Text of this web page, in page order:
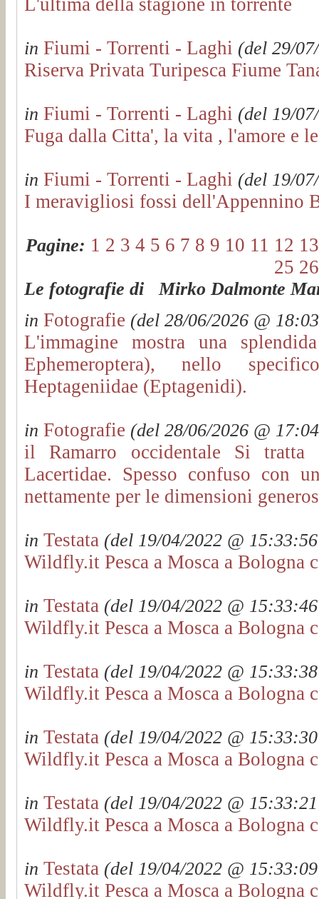
in Fiumi - Torrenti - Laghi (del 29/
Riserva Privata Turipesca Fiume
in Fiumi - Torrenti - Laghi (del 19/
Fuga dalla Citta', la vita , l'amore e
in Fiumi - Torrenti - Laghi (del 19/
I meravigliosi fossi dell'Appennino
Pagine: 1 2 3 4 5 6 7 8 9 10 11 12 13
25 26
Le fotografie di Mirko Dalmonte
in Fotografie (del 28/06/2026 @
L'immagine mostra una
Ephemeroptera), nello
Heptageniidae (Eptagenidi).
in Fotografie (del 28/06/2026 @
il Ramarro occidentale Si
Lacertidae. Spesso confuso con
nettamente per le dimensioni
in Testata (del 19/04/2022 @
Wildfly.it Pesca a Mosca a Bologna
in Testata (del 19/04/2022 @
Wildfly.it Pesca a Mosca a Bologna
in Testata (del 19/04/2022 @
Wildfly.it Pesca a Mosca a Bologna
in Testata (del 19/04/2022 @
Wildfly.it Pesca a Mosca a Bologna
in Testata (del 19/04/2022 @
Wildfly.it Pesca a Mosca a Bologna
in Testata (del 19/04/2022 @
Wildfly.it Pesca a Mosca a Bologna